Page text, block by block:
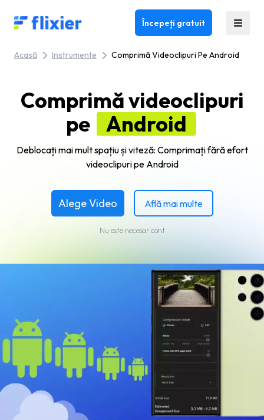
Flixier logo - Home Începeți gratuit
Acasă Instrumente Comprimă Videoclipuri Pe Android
Comprimă videoclipuri
pe Android
Deblocați mai mult spațiu și viteză: Comprimați fără efort
videoclipuri pe Android
Alege Video Află mai multe
Nu este necesar cont